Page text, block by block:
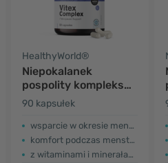
HealthyWorld®
Niepokalanek
pospolity kompleks
125 mg
90 kapsułek
wsparcie w okresie menopauzy
komfort podczas menstruacji
z witaminami i minerałami